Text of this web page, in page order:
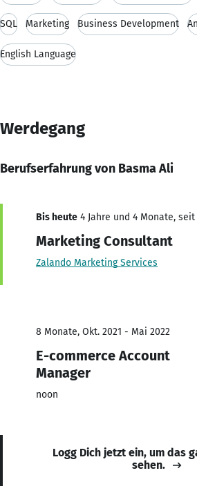
SQL Marketing Business Development
English Language
Werdegang
Berufserfahrung von Basma Ali
Bis heute 4 Jahre und 4 Monate, seit
Marketing Consultant
Zalando Marketing Services
8 Monate, Okt. 2021 - Mai 2022
E-commerce Account
Manager
noon
Logg Dich jetzt ein, um das
sehen.